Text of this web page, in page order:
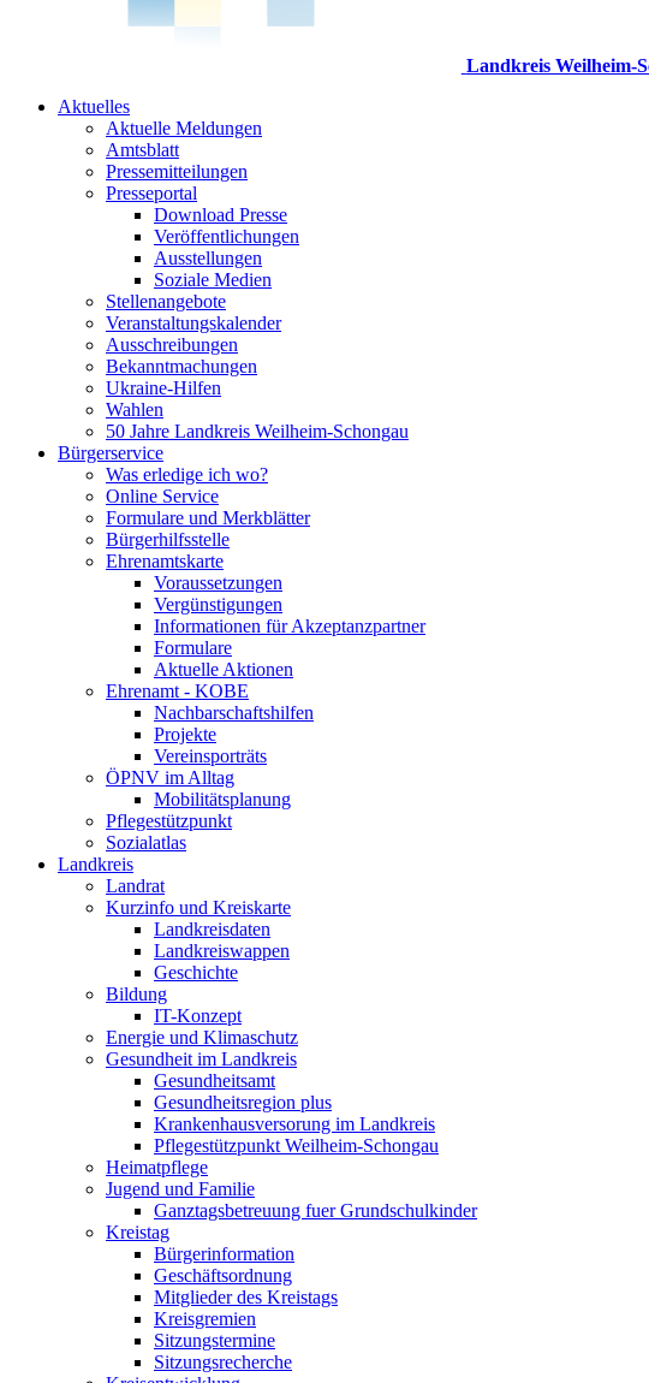
Landkreis Weilheim-
Aktuelles
Aktuelle Meldungen
Amtsblatt
Pressemitteilungen
Presseportal
Download Presse
Veröffentlichungen
Ausstellungen
Soziale Medien
Stellenangebote
Veranstaltungskalender
Ausschreibungen
Bekanntmachungen
Ukraine-Hilfen
Wahlen
50 Jahre Landkreis Weilheim-Schongau
Bürgerservice
Was erledige ich wo?
Online Service
Formulare und Merkblätter
Bürgerhilfsstelle
Ehrenamtskarte
Voraussetzungen
Vergünstigungen
Informationen für Akzeptanzpartner
Formulare
Aktuelle Aktionen
Ehrenamt - KOBE
Nachbarschaftshilfen
Projekte
Vereinsporträts
ÖPNV im Alltag
Mobilitätsplanung
Pflegestützpunkt
Sozialatlas
Landkreis
Landrat
Kurzinfo und Kreiskarte
Landkreisdaten
Landkreiswappen
Geschichte
Bildung
IT-Konzept
Energie und Klimaschutz
Gesundheit im Landkreis
Gesundheitsamt
Gesundheitsregion plus
Krankenhausversorung im Landkreis
Pflegestützpunkt Weilheim-Schongau
Heimatpflege
Jugend und Familie
Ganztagsbetreuung fuer Grundschulkinder
Kreistag
Bürgerinformation
Geschäftsordnung
Mitglieder des Kreistags
Kreisgremien
Sitzungstermine
Sitzungsrecherche